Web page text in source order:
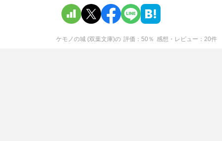
ケモノの城 (双葉文庫)の 評価 50 ％ 感想・レビュー 20件